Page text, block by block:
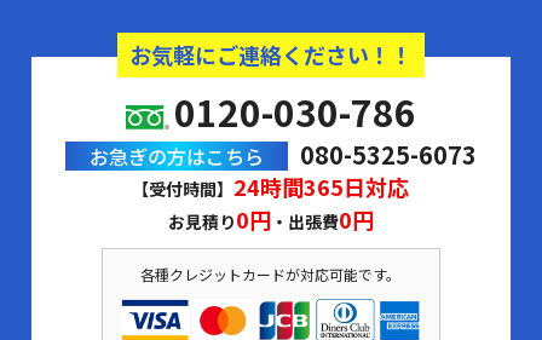
お気軽にご連絡ください！！
0120-030-786
お急ぎの方はこちら 080-5325-6073
【受付時間】 24時間365日対応
お見積り0円 ・出張費0円
各種クレジットカードが対応可能です。